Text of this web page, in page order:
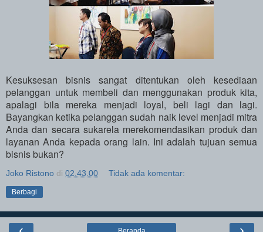
Kesuksesan bisnis sangat ditentukan oleh kesediaan
pelanggan untuk membeli dan menggunakan produk kita,
apalagi bila mereka menjadi loyal, beli lagi dan lagi.
Bayangkan ketika pelanggan sudah naik level menjadi mitra
Anda dan secara sukarela merekomendasikan produk dan
layanan Anda kepada orang lain. Ini adalah tujuan semua
bisnis bukan?
Joko Ristono di 02.43.00 Tidak ada komentar:
Berbagi